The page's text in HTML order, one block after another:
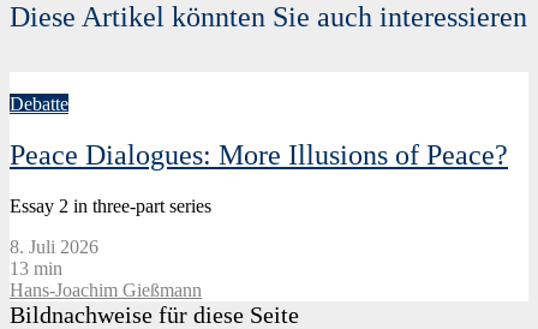
Diese Artikel könnten Sie auch interessieren
Debatte
Peace Dialogues: More Illusions of Peace?
Essay 2 in three-part series
8. Juli 2026
13 min
Hans-Joachim Gießmann
Bildnachweise für diese Seite